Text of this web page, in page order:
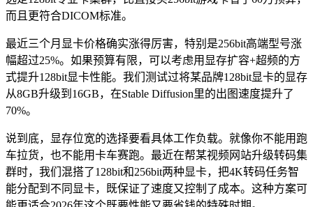
而且更符合DICOM标准。
最近三个月显卡价格确实涨得厉害，特别是256bit高端型号涨
幅超过25%。如果预算有限，可以考虑用显存扩容+超频的方
式提升128bit显卡性能。我们测试过将某品牌128bit显卡的显存
从8GB升级到16GB，在Stable Diffusion里的出图速度提升了
70%。
说到底，显存位宽的选择要看具体工作负载。就像你不能用跑
车拉货，也不能用卡车赛跑。最近在帮某视频网站升级转码集
群时，我们混搭了128bit和256bit两种显卡，把4K转码任务智
能分配到不同显卡，既保证了速度又控制了成本。这种方案可